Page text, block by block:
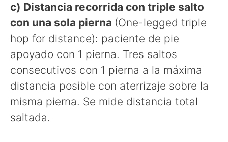
c) Distancia recorrida con triple salto
con una sola pierna (One-legged triple
hop for distance): paciente de pie
apoyado con 1 pierna. Tres saltos
consecutivos con 1 pierna a la máxima
distancia posible con aterrizaje sobre la
misma pierna. Se mide distancia total
saltada.